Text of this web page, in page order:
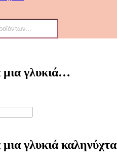
μια γλυκιά…
μια γλυκιά καληνύχτα